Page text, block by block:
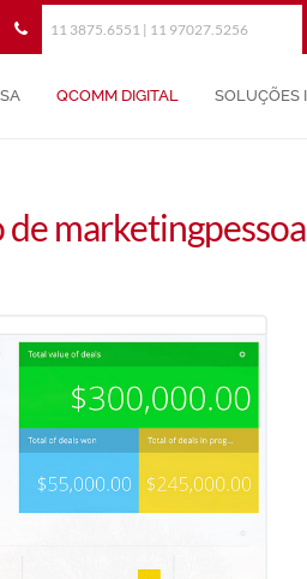
11 3875.6551 | 11 97027.5256
QCOMM DIGITAL SOLUÇÕES